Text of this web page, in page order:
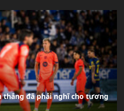
thắng đã phải nghĩ cho tương